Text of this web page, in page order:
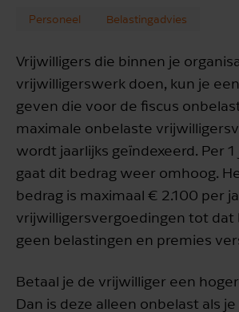
Personeel Belastingadvies
Vrijwilligers die binnen je
vrijwilligerswerk doen, kun je
geven die voor de fiscus
maximale onbelaste
wordt jaarlijks geïndexeerd. Per
gaat dit bedrag weer omhoog.
bedrag is maximaal € 2.100 per
vrijwilligersvergoedingen tot dat
geen belastingen en premies
Betaal je de vrijwilliger een
Dan is deze alleen onbelast als